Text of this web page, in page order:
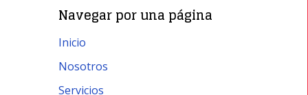
Navegar por una página
Inicio
Nosotros
Servicios